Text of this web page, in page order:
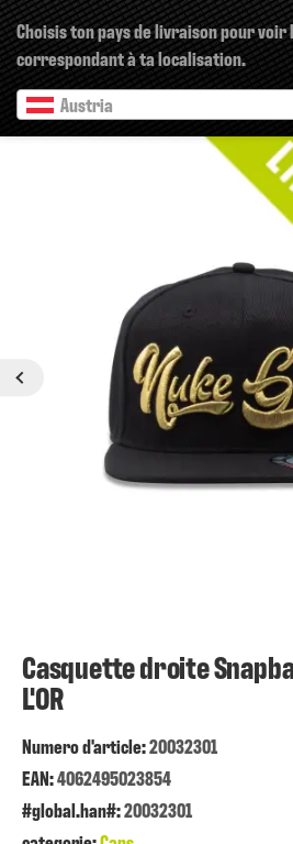
Choisis ton pays de livraison pour
correspondant à ta localisation.
Austria
Casquette droite
L'OR
Numero d'article:20032301
EAN:4062495023854
#global.han#:20032301